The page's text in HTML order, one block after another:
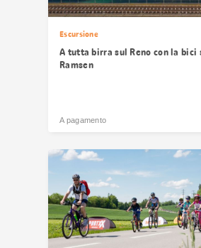
Escursione
A tutta birra sul Reno con la bici
Ramsen
A pagamento